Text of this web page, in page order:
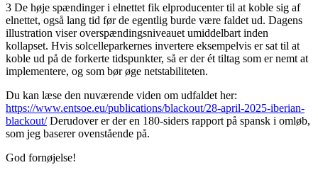
3 De høje spændinger i elnettet fik elproducenter til at koble sig af
elnettet, også lang tid før de egentlig burde være faldet ud. Dagens
illustration viser overspændingsniveauet umiddelbart inden
kollapset. Hvis solcelleparkernes invertere eksempelvis er sat til at
koble ud på de forkerte tidspunkter, så er der ét tiltag som er nemt at
implementere, og som bør øge netstabiliteten.
Du kan læse den nuværende viden om udfaldet her:
https://www.entsoe.eu/publications/blackout/28-april-2025-iberian-
blackout/Derudover er der en 180-siders rapport på spansk i omløb,
som jeg baserer ovenstående på.
God fornøjelse!